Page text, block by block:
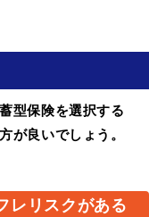
型保険を選択する
が良いでしょう。
レリスクがある